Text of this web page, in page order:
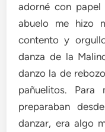
adorné con papel
abuelo me hizo
contento y
danza de la
danzo la de
pañuelitos.
preparaban
danzar, era algo